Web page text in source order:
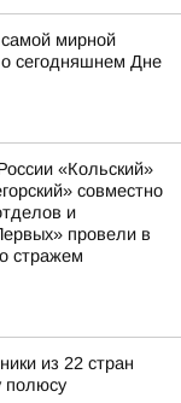
мирной
сегодняшнем Дне
«Кольский»
совместно
и
провели в
стражем
из 22 стран
полюсу